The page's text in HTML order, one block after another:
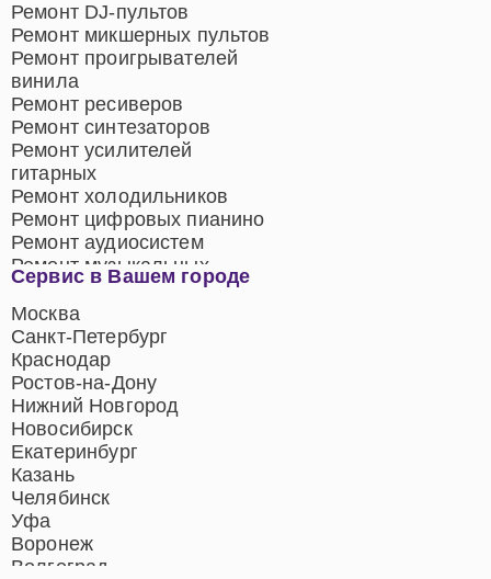
Сервис в Вашем городе
Москва
Санкт-Петербург
Краснодар
Ростов-на-Дону
Нижний Новгород
Новосибирск
Екатеринбург
Казань
Челябинск
Уфа
Воронеж
Волгоград
Ремонт DJ-пультов
Ремонт микшерных пультов
Ремонт проигрывателей
винила
Ремонт ресиверов
Ремонт синтезаторов
Ремонт усилителей
гитарных
Ремонт холодильников
Ремонт цифровых пианино
Ремонт аудиосистем
Ремонт музыкальных
центров
Ремонт домашних
кинотеатров
Ремонт микрофонов
Ремонт акустических
систем